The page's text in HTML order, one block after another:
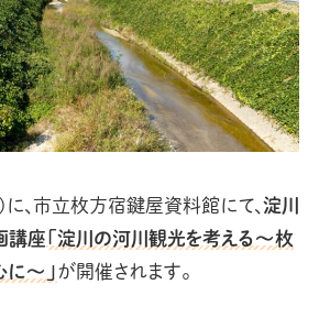
、市立枚方宿鍵屋資料館にて、 淀川
講座
「淀川の河川観光を考える～枚
～」
が開催されます。